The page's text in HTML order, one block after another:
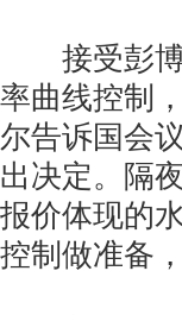
接受彭博
率曲线控制
尔告诉国会
出决定。隔
报价体现的
控制做准备